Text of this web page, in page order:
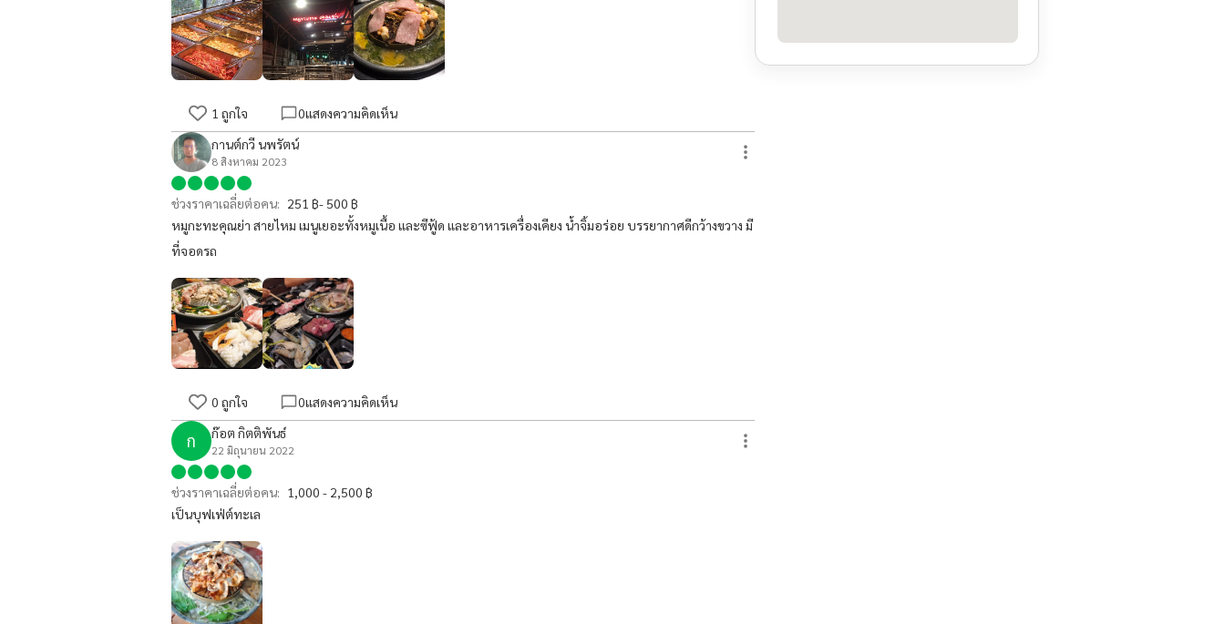
1 ถูกใจ 0แสดงความคิดเห็น
กานต์กวี นพรัตน์
8 สิงหาคม 2023
ช่วงราคาเฉลี่ยต่อคน: 251 ฿- 500 ฿
หมูกะทะคุณย่า สายไหม เมนูเยอะทั้งหมูเนื้อ และซีฟู้ด และอาหารเครื่องเคียง น้ำจิ้มอร่อย บรรยากาศดีกว้างขวาง มี
ที่จอดรถ
0 ถูกใจ 0แสดงความคิดเห็น
ก ก๊อต กิตติพันธ์
22 มิถุนายน 2022
ช่วงราคาเฉลี่ยต่อคน: 1,000 - 2,500 ฿
เป็นบุฟเฟ่ต์ทะเล